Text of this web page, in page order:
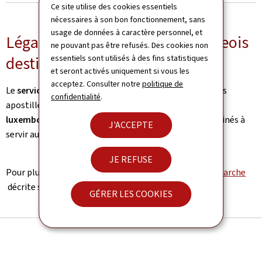
Ce site utilise des cookies essentiels
nécessaires à son bon fonctionnement, sans
usage de données à caractère personnel, et
ne pouvant pas être refusés. Des cookies non
essentiels sont utilisés à des fins statistiques
et seront activés uniquement si vous les
acceptez. Consulter notrepolitique de
confidentialité.
J'ACCEPTE
JE REFUSE
GÉRER LES COOKIES
Légaliser des actes luxembourgeois
destinés à l'étranger
Leservice de légalisationémet des légalisations et des
apostilles de signatures d’
luxembourgeoises
appliquées sur des documents destinés à
servir auprès d’autorités publiques d’unpays étranger
Pour plus d'explications, veuillez vous référer à la
démarche
décrite sur le portail Citoyens, guichet.lu.